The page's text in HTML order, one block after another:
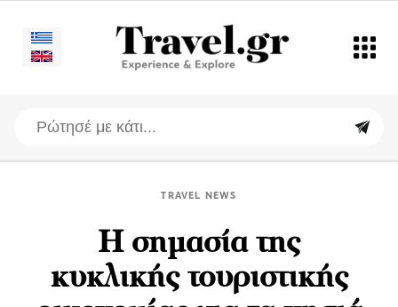
TRAVEL NEWS
Η σημασία της
κυκλικής τουριστικής